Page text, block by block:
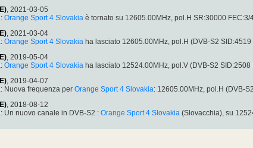
, 2021-03-05
: Orange Sport 4 Slovakia è tornato su 12605.00MHz, pol.H SR:30000
, 2021-03-04
: Orange Sport 4 Slovakia ha lasciato 12605.00MHz, pol.H (DVB-S2
, 2019-05-04
: Orange Sport 4 Slovakia ha lasciato 12524.00MHz, pol.V (DVB-S2
, 2019-04-07
: Nuova frequenza per Orange Sport 4 Slovakia: 12605.00MHz, pol.H (DVB-
, 2018-08-12
: Un nuovo canale in DVB-S2 : Orange Sport 4 Slovakia (Slovacchia), su